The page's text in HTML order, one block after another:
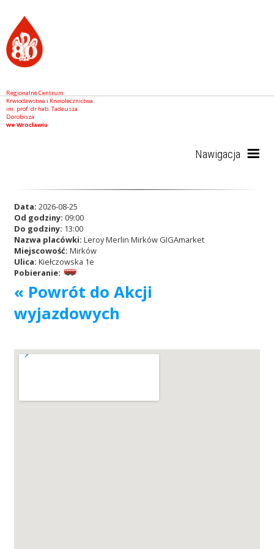
Regionalne Centrum
Krwiodawstwa i Krwiolecznictwa
im. prof. dr hab. Tadeusza
Dorobisza
we Wrocławiu
Nawigacja
RCKiK
Akcje wyjazdowe
Krwiodawcy
Szpitale
Data: 2026-08-25
Od godziny: 09:00
Do godziny: 13:00
Nazwa placówki: Leroy Merlin Mirków GIGAmarket
Miejscowość: Mirków
Ulica: Kiełczowska 1e
Pobieranie:
« Powrót do Akcji
wyjazdowych